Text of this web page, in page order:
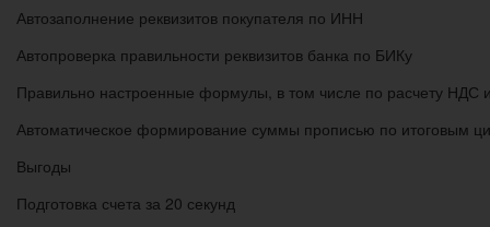
Автозаполнение реквизитов покупателя по ИНН
Автопроверка правильности реквизитов банка по БИКу
Правильно настроенные формулы, в том числе по расчету НДС
Автоматическое формирование суммы прописью по итоговым
Выгоды
Подготовка счета за 20 секунд